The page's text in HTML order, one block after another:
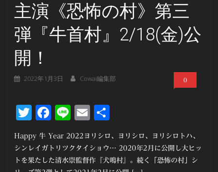
主演《恐怖の村》第三
弾『牛首村』2/18(金)公
開！
2022年1月3日 Cowai編集部 0
Twitter
Facebook
LineEmail
Happy 牛 Year 2022ヨリシロ、ヨリシロ、ヨリシロトハ、
シンレイガトリツクタイショウ… 2020年2月に公開し大ヒッ
トを果たした清水崇監督作『犬鳴村』。続く「恐怖の村」シ